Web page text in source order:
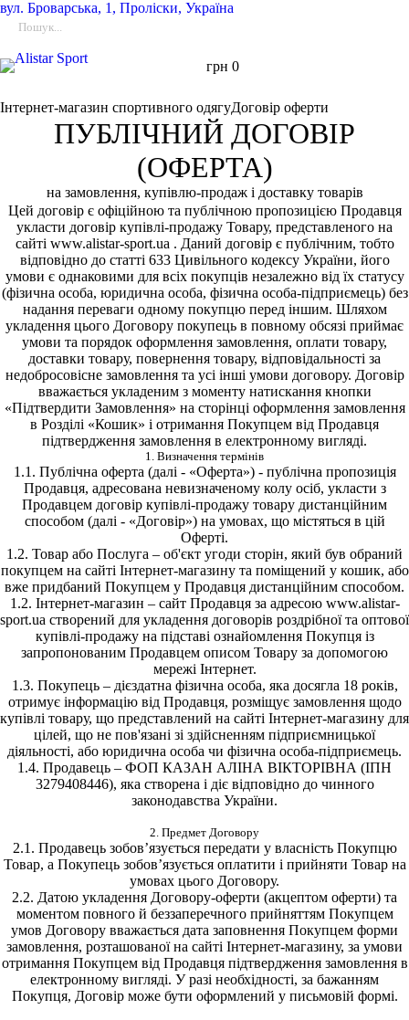
вул. Броварська, 1, Проліски, Україна
грн 0
Інтернет-магазин спортивного одягуДоговір оферти
ПУБЛІЧНИЙ ДОГОВІР
(ОФЕРТА)
на замовлення, купівлю-продаж і доставку товарів
Цей договір є офіційною та публічною пропозицією Продавця
укласти договір купівлі-продажу Товару, представленого на
сайті www.alistar-sport.ua . Даний договір є публічним, тобто
відповідно до статті 633 Цивільного кодексу України, його
умови є однаковими для всіх покупців незалежно від їх статусу
(фізична особа, юридична особа, фізична особа-підприємець) без
надання переваги одному покупцю перед іншим. Шляхом
укладення цього Договору покупець в повному обсязі приймає
умови та порядок оформлення замовлення, оплати товару,
доставки товару, повернення товару, відповідальності за
недобросовісне замовлення та усі інші умови договору. Договір
вважається укладеним з моменту натискання кнопки
«Підтвердити Замовлення» на сторінці оформлення замовлення
в Розділі «Кошик» і отримання Покупцем від Продавця
підтвердження замовлення в електронному вигляді.
1. Визначення термінів
1.1. Публічна оферта (далі - «Оферта») - публічна пропозиція
Продавця, адресована невизначеному колу осіб, укласти з
Продавцем договір купівлі-продажу товару дистанційним
способом (далі - «Договір») на умовах, що містяться в цій
Оферті.
1.2. Товар або Послуга – об'єкт угоди сторін, який був обраний
покупцем на сайті Інтернет-магазину та поміщений у кошик, або
вже придбаний Покупцем у Продавця дистанційним способом.
1.2. Інтернет-магазин – сайт Продавця за адресою www.alistar-
sport.ua створений для укладення договорів роздрібної та оптової
купівлі-продажу на підставі ознайомлення Покупця із
запропонованим Продавцем описом Товару за допомогою
мережі Інтернет.
1.3. Покупець – дієздатна фізична особа, яка досягла 18 років,
отримує інформацію від Продавця, розміщує замовлення щодо
купівлі товару, що представлений на сайті Інтернет-магазину для
цілей, що не пов'язані зі здійсненням підприємницької
діяльності, або юридична особа чи фізична особа-підприємець.
1.4. Продавець – ФОП КАЗАН АЛІНА ВІКТОРІВНА (ІПН
3279408446), яка створена і діє відповідно до чинного
законодавства України.
2. Предмет Договору
2.1. Продавець зобов’язується передати у власність Покупцю
Товар, а Покупець зобов’язується оплатити і прийняти Товар на
умовах цього Договору.
2.2. Датою укладення Договору-оферти (акцептом оферти) та
моментом повного й беззаперечного прийняттям Покупцем
умов Договору вважається дата заповнення Покупцем форми
замовлення, розташованої на сайті Інтернет-магазину, за умови
отримання Покупцем від Продавця підтвердження замовлення в
електронному вигляді. У разі необхідності, за бажанням
Покупця, Договір може бути оформлений у письмовій формі.